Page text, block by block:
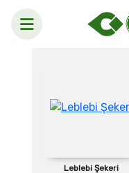
LEBLEBİ
Leblebi Şekeri